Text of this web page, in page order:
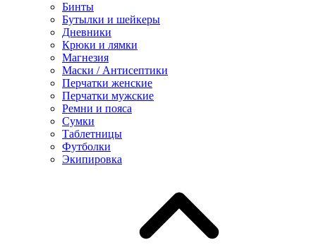
Бинты
Бутылки и шейкеры
Дневники
Крюки и лямки
Магнезия
Маски / Антисептики
Перчатки женские
Перчатки мужские
Ремни и пояса
Сумки
Таблетницы
Футболки
Экипировка